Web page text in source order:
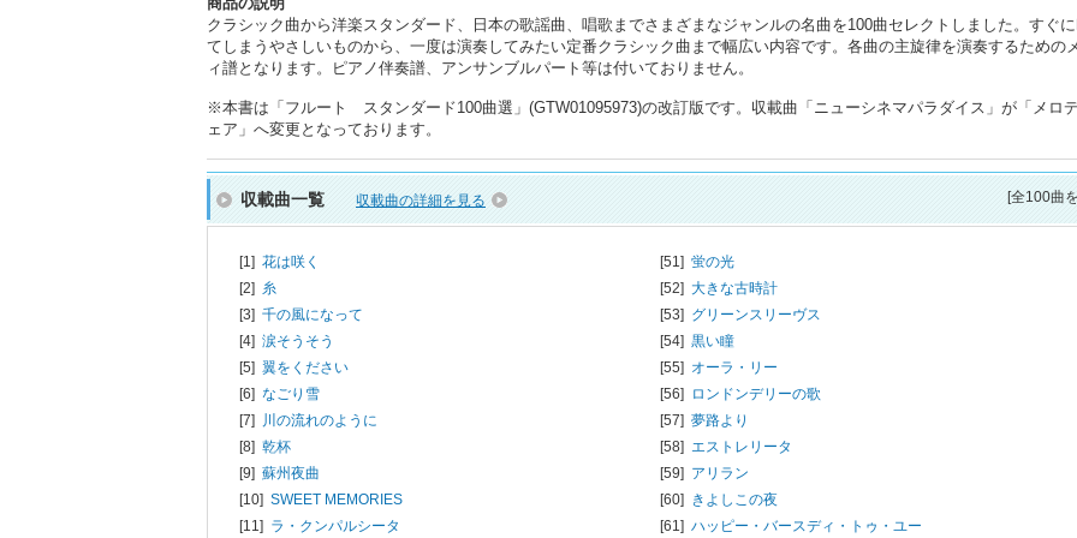
クラシック曲から洋楽スタンダード、日本の歌謡曲、唱歌までさまざまなジャンルの名曲を100曲セレクトしました。すぐ
てしまうやさしいものから、一度は演奏してみたい定番クラシック曲まで幅広い内容です。各曲の主旋律を演奏するための
ィ譜となります。ピアノ伴奏譜、アンサンブルパート等は付いておりません。
※本書は「フルート スタンダード100曲選」(GTW01095973)の改訂版です。収載曲「ニューシネマパラダイス」が「メロ
ェア」へ変更となっております。
収載曲一覧 収載曲の詳細を見る [全100曲
[1] 花は咲く
[2] 糸
[3] 千の風になって
[4] 涙そうそう
[5] 翼をください
[6] なごり雪
[7] 川の流れのように
[8] 乾杯
[9] 蘇州夜曲
[10] SWEET MEMORIES
[11] ラ・クンパルシータ
[51] 蛍の光
[52] 大きな古時計
[53] グリーンスリーヴス
[54] 黒い瞳
[55] オーラ・リー
[56] ロンドンデリーの歌
[57] 夢路より
[58] エストレリータ
[59] アリラン
[60] きよしこの夜
[61] ハッピー・バースディ・トゥ・ユー